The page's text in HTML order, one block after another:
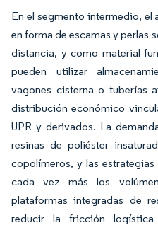
En el segmento intermedio, el
en forma de escamas y perlas
distancia, y como material
pueden utilizar
vagones cisterna o tuberías
distribución económico
UPR y derivados. La
resinas de poliéster
copolímeros, y las
cada vez más los
plataformas integradas de
reducir la fricción